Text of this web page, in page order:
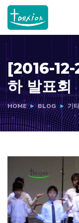
[2016-
하 발표회
HOME BLOG 기